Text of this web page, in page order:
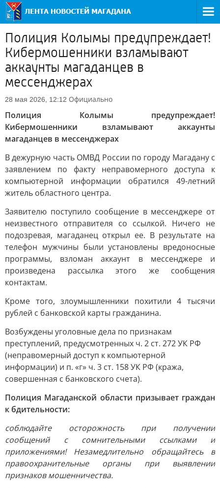
Полиция Колымы предупреждает!
Кибермошенники взламывают
аккаунты магаданцев в
мессенджерах
28 мая 2026, 12:12 Официально
Полиция Колымы предупреждает!
Кибермошенники взламывают аккаунты
магаданцев в мессенджерах
В дежурную часть ОМВД России по городу Магадану с
заявлением по факту неправомерного доступа к
компьютерной информации обратился 49-летний
житель областного центра.
Заявителю поступило сообщение в мессенджере от
неизвестного отправителя со ссылкой. Ничего не
подозревая, магаданец открыл ее. В результате на
телефон мужчины были установлены вредоносные
программы, взломан аккаунт в мессенджере и
произведена рассылка этого же сообщения
контактам.
Кроме того, злоумышленники похитили 4 тысячи
рублей с банковской карты гражданина.
Возбуждены уголовные дела по признакам
преступлений, предусмотренных ч. 2 ст. 272 УК РФ
(неправомерный доступ к компьютерной
информации) и п. «г» ч. 3 ст. 158 УК РФ (кража,
совершенная с банковского счета).
Полиция Магаданской области призывает граждан
к бдительности:
соблюдайте осторожность при получении
сообщений с сомнительными ссылками и
приложениями! Незамедлительно обращайтесь в
правоохранительные органы при выявлении
признаков мошенничества.